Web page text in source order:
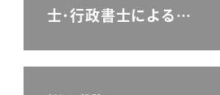
士･行政書士による…